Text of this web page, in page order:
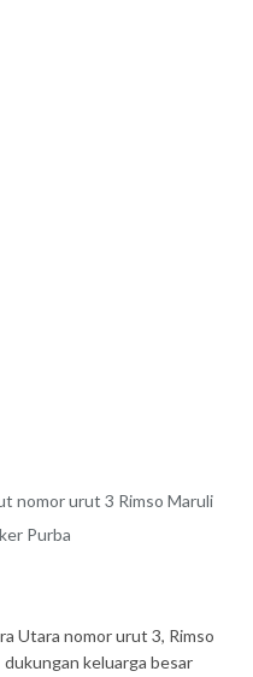
nomor urut 3 Rimso Maruli
Purba
Utara nomor urut 3, Rimso
keluarga besar